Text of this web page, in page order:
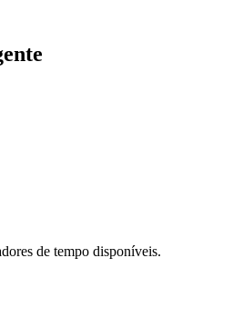
de tempo disponíveis.